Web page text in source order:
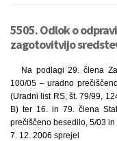
5505. Odlok o
zagotovitvijo
Na podlagi 29. člena
100/05 – uradno
(Uradni list RS, št. 79/99,
B) ter 16. in 79. člena
prečiščeno besedilo, 5/03
7. 12. 2006 sprejel